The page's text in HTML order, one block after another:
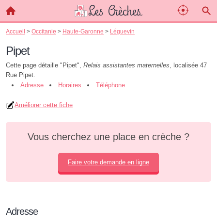
Accueil > Occitanie > Haute-Garonne > Léguevin
Pipet
Cette page détaille "Pipet", Relais assistantes maternelles, localisée 47
Rue Pipet.
Adresse
Horaires Téléphone
Améliorer cette fiche
Vous cherchez une place en crèche ?
Faire votre demande en ligne
Adresse